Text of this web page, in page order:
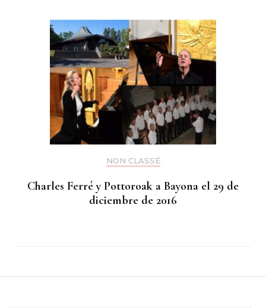
NON CLASSÉ
Charles Ferré y Pottoroak a Bayona el 29 de
diciembre de 2016